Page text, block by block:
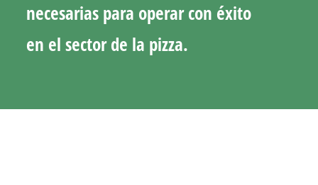
necesarias para operar con éxito
en el sector de la pizza.